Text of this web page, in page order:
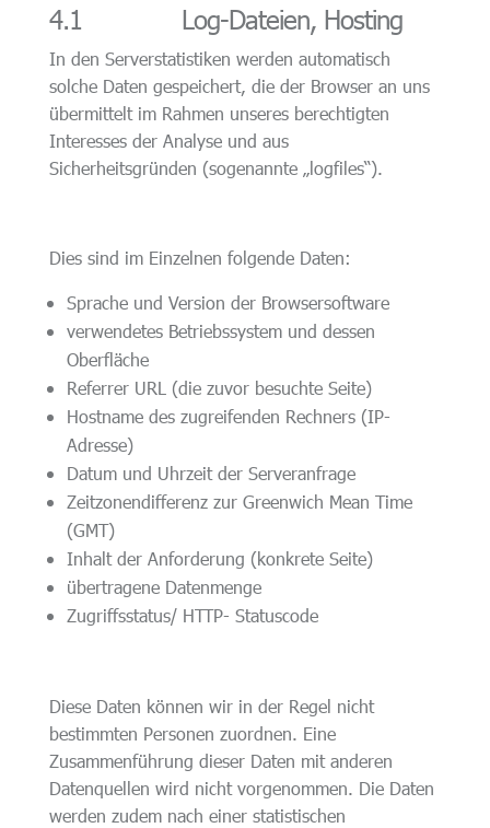
4.1 Log-Dateien, Hosting
In den Serverstatistiken werden automatisch
solche Daten gespeichert, die der Browser an uns
übermittelt im Rahmen unseres berechtigten
Interesses der Analyse und aus
Sicherheitsgründen (sogenannte „logfiles“).
Dies sind im Einzelnen folgende Daten:
Sprache und Version der Browsersoftware
verwendetes Betriebssystem und dessen
Oberfläche
Referrer URL (die zuvor besuchte Seite)
Hostname des zugreifenden Rechners (IP-
Adresse)
Datum und Uhrzeit der Serveranfrage
Zeitzonendifferenz zur Greenwich Mean Time
(GMT)
Inhalt der Anforderung (konkrete Seite)
übertragene Datenmenge
Zugriffsstatus/ HTTP- Statuscode
Diese Daten können wir in der Regel nicht
bestimmten Personen zuordnen. Eine
Zusammenführung dieser Daten mit anderen
Datenquellen wird nicht vorgenommen. Die Daten
werden zudem nach einer statistischen